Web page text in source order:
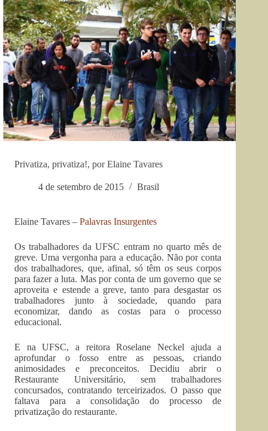
Privatiza, privatiza!, por Elaine Tavares
4 de setembro de 2015 Brasil
Elaine Tavares – Palavras Insurgentes
Os trabalhadores da UFSC entram no quarto mês de
greve. Uma vergonha para a educação. Não por conta
dos trabalhadores, que, afinal, só têm os seus corpos
para fazer a luta. Mas por conta de um governo que se
aproveita e estende a greve, tanto para desgastar os
trabalhadores junto à sociedade, quando para
economizar, dando as costas para o processo
educacional.
E na UFSC, a reitora Roselane Neckel ajuda a
aprofundar o fosso entre as pessoas, criando
animosidades e preconceitos. Decidiu abrir o
Restaurante Universitário, sem trabalhadores
concursados, contratando terceirizados. O passo que
faltava para a consolidação do processo de
privatização do restaurante.